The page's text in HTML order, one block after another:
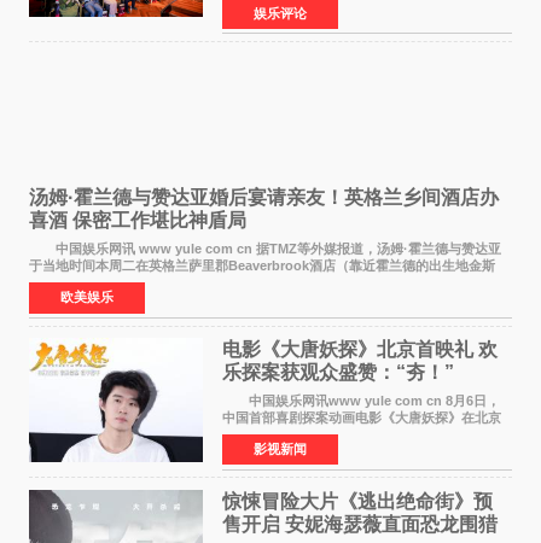
仪式在此隆重举行。各界领导、嘉宾与媒体朋友
齐聚一堂，共同
娱乐评论
汤姆·霍兰德与赞达亚婚后宴请亲友！英格兰乡间酒店办
喜酒 保密工作堪比神盾局
中国娱乐网讯 www yule com cn 据TMZ等外媒报道，汤姆·霍兰德与赞达亚
于当地时间本周二在英格兰萨里郡Beaverbrook酒店（靠近霍兰德的出生地金斯
顿）举办婚宴，邀请家人与朋友们喝喜酒，庆祝
欧美娱乐
电影《大唐妖探》北京首映礼 欢
乐探案获观众盛赞：“夯！”
中国娱乐网讯www yule com cn 8月6日，
中国首部喜剧探案动画电影《大唐妖探》在北京
举办电影首映礼。导演程腾、联合导演黄珉、总
制片人曹紫建、制片人李莹莹，配音导演张喆，
对白指导程寅，领
影视新闻
惊悚冒险大片《逃出绝命街》预
售开启 安妮海瑟薇直面恐龙围猎